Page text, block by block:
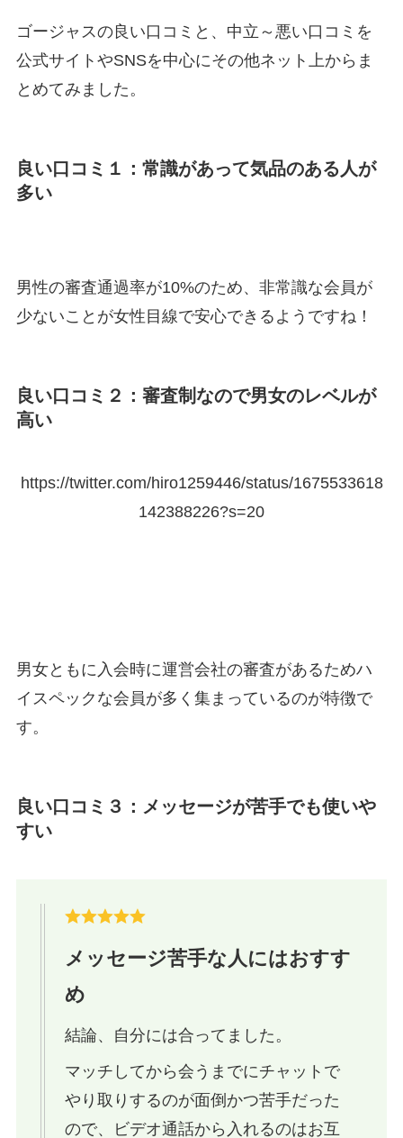
ゴージャスの良い口コミと、中立～悪い口コミを
公式サイトやSNSを中心にその他ネット上からま
とめてみました。
良い口コミ１：常識があって気品のある人が
多い
男性の審査通過率が10%のため、非常識な会員が
少ないことが女性目線で安心できるようですね！
良い口コミ２：審査制なので男女のレベルが
高い
https://twitter.com/hiro1259446/status/1675533618
142388226?s=20
男女ともに入会時に運営会社の審査があるためハ
イスペックな会員が多く集まっているのが特徴で
す。
良い口コミ３：メッセージが苦手でも使いや
すい
メッセージ苦手な人にはおすす
め
結論、自分には合ってました。
マッチしてから会うまでにチャットで
やり取りするのが面倒かつ苦手だった
ので、ビデオ通話から入れるのはお互